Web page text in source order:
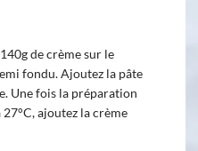
de crème sur le
fondu. Ajoutez la pâte
Une fois la préparation
ajoutez la crème